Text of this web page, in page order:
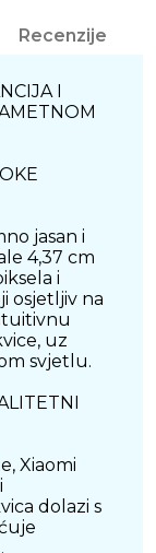
Recenzije
I
jasan i
4,37 cm
i
osjetljiv na
uz
svjetlu.
Xiaomi
dolazi s